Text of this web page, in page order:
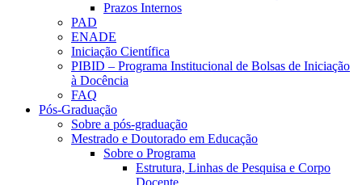
Prazos Internos
PAD
ENADE
Iniciação Científica
PIBID – Programa Institucional de Bolsas de Iniciação
à Docência
FAQ
Pós-Graduação
Sobre a pós-graduação
Mestrado e Doutorado em Educação
Sobre o Programa
Estrutura, Linhas de Pesquisa e Corpo
Docente